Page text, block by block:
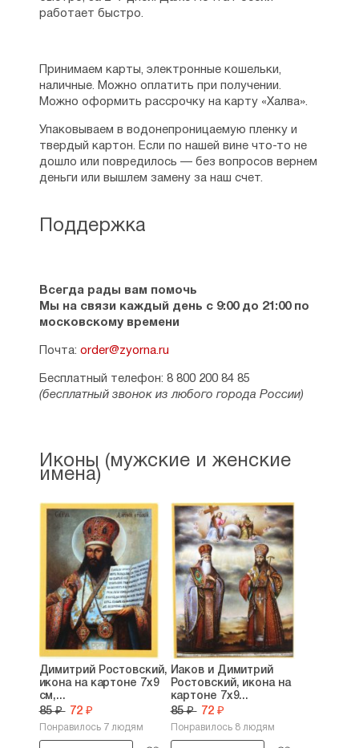
Поддержка
Всегда рады вам помочь
Мы на связи каждый день с 9:00 до 21:00 по
московскому времени
Почта: order@zyorna.ru
Бесплатный телефон: 8 800 200 84 85
(бесплатный звонок из любого города России)
работает быстро.
Принимаем карты, электронные кошельки,
наличные. Можно оплатить при получении.
Можно оформить рассрочку на карту «Халва».
Упаковываем в водонепроницаемую пленку и
твердый картон. Если по нашей вине что-то не
дошло или повредилось — без вопросов вернем
деньги или вышлем замену за наш счет.
Иконы (мужские и женские
имена)
Димитрий Ростовский,
икона на картоне 7х9
см,...
85 ₽ 72 ₽
Понравилось 7 людям
Иаков и Димитрий
Ростовский, икона на
картоне 7х9...
85 ₽ 72 ₽
Понравилось 8 людям